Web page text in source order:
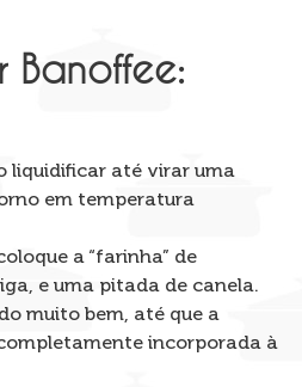
Banoffee:
liquidificar até virar uma
em temperatura
a “farinha” de
e uma pitada de canela.
muito bem, até que a
incorporada à